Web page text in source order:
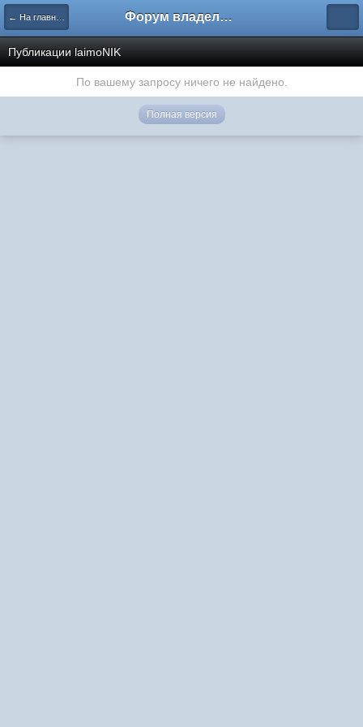
← На главную Форум владельцев интернет-магазинов
Публикации laimoNIK
По вашему запросу ничего не найдено.
Полная версия